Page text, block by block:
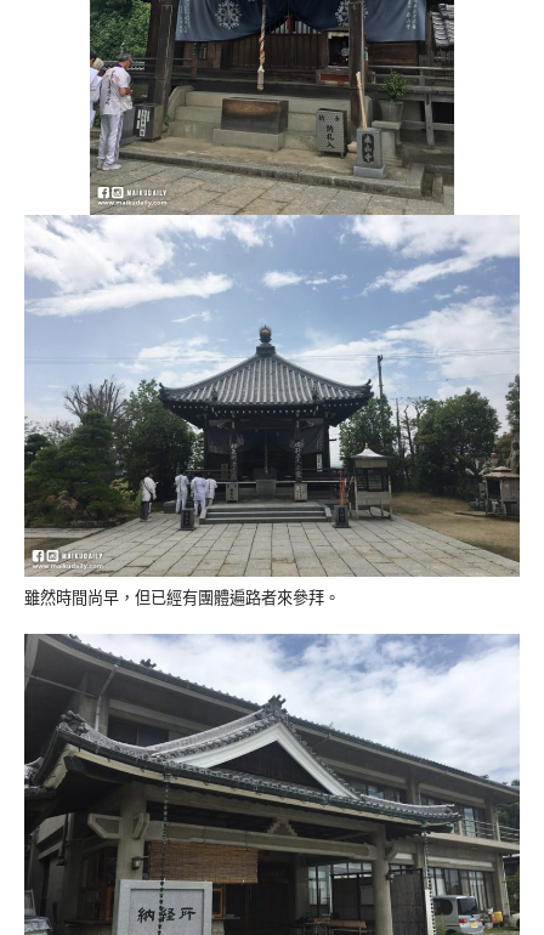
雖然時間尚早，但已經有團體遍路者來參拜。